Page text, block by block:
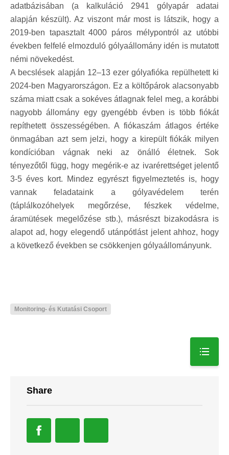
adatbázisában (a kalkuláció 2941 gólyapár adatai
alapján készült). Az viszont már most is látszik, hogy a
2019-ben tapasztalt 4000 páros mélypontról az utóbbi
években felfelé elmozduló gólyaállomány idén is mutatott
némi növekedést.
A becslések alapján 12–13 ezer gólyafióka repülhetett ki
2024-ben Magyarországon. Ez a költőpárok alacsonyabb
száma miatt csak a sokéves átlagnak felel meg, a korábbi
nagyobb állomány egy gyengébb évben is több fiókát
repíthetett összességében. A fiókaszám átlagos értéke
önmagában azt sem jelzi, hogy a kirepült fiókák milyen
kondícióban vágnak neki az önálló életnek. Sok
tényezőtől függ, hogy megérik-e az ivarérettséget jelentő
3-5 éves kort. Mindez egyrészt figyelmeztetés is, hogy
vannak feladataink a gólyavédelem terén
(táplálkozóhelyek megőrzése, fészkek védelme,
áramütések megelőzése stb.), másrészt bizakodásra is
alapot ad, hogy elegendő utánpótlást jelent ahhoz, hogy
a következő években se csökkenjen gólyaállományunk.
Monitoring- és Kutatási Csoport
Share